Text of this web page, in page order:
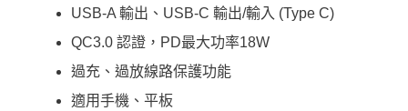
USB-A 輸出、USB-C 輸出/輸入 (Type C)
QC3.0 認證，PD最大功率18W
過充、過放線路保護功能
適用手機、平板